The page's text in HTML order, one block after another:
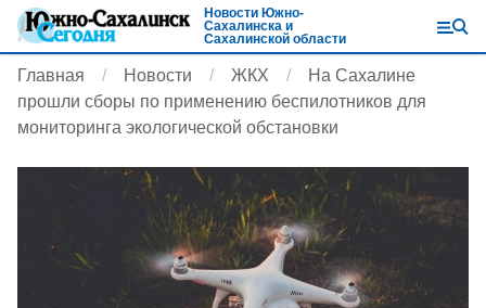
Новости Южно-
Сахалинска и
Сахалинской области
Главная Новости ЖКХ
На Сахалине
прошли сборы по применению беспилотников для
мониторинга экологической обстановки